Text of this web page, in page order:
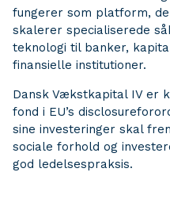
fungerer som platform,
skalerer specialiserede
teknologi til banker,
finansielle institutioner.
Dansk Vækstkapital IV er
fond i EU’s
sine investeringer skal
sociale forhold og
god ledelsespraksis.